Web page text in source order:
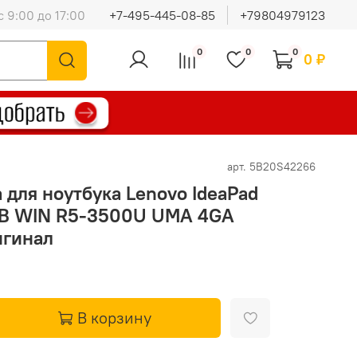
9:00 до 17:00 +7-495-445-08-85 +79804979123
0 0 0 0 ₽
арт. 5B20S42266
ноутбука Lenovo IdeaPad
WIN R5-3500U UMA 4GA
В корзину